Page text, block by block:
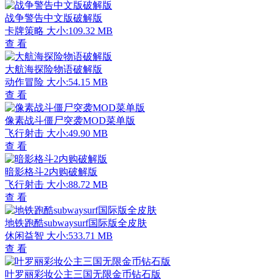
战争警告中文版破解版
卡牌策略 大小:109.32 MB
查 看
大航海探险物语破解版
动作冒险 大小:54.15 MB
查 看
像素战斗僵尸突袭MOD菜单版
飞行射击 大小:49.90 MB
查 看
暗影格斗2内购破解版
飞行射击 大小:88.72 MB
查 看
地铁跑酷subwaysurf国际版全皮肤
休闲益智 大小:533.71 MB
查 看
叶罗丽彩妆公主三国无限金币钻石版